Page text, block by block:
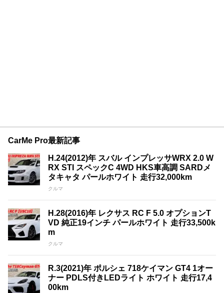
CarMe Pro最新記事
H.24(2012)年 スバル インプレッサWRX 2.0 W
RX STI スペックC 4WD HKS車高調 SARDメ
タキャタ パールホワイト 走行32,000km
クルマ
H.28(2016)年 レクサス RC F 5.0 オプションT
VD 純正19インチ パールホワイト 走行33,500k
m
クルマ
R.3(2021)年 ポルシェ 718ケイマン GT4 1オー
ナー PDLS付きLEDライト ホワイト 走行17,4
00km